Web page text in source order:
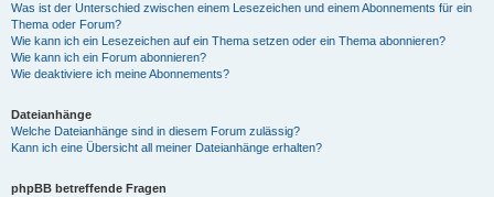
Was ist der Unterschied zwischen einem Lesezeichen und einem Abonnements für ein
Thema oder Forum?
Wie kann ich ein Lesezeichen auf ein Thema setzen oder ein Thema abonnieren?
Wie kann ich ein Forum abonnieren?
Wie deaktiviere ich meine Abonnements?
Dateianhänge
Welche Dateianhänge sind in diesem Forum zulässig?
Kann ich eine Übersicht all meiner Dateianhänge erhalten?
phpBB betreffende Fragen